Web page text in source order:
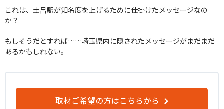
これは、土呂駅が知名度を上げるために仕掛けたメッセージなの
か？
もしそうだとすれば……埼玉県内に隠されたメッセージがまだまだ
あるかもしれない。
取材ご希望の方はこちらから